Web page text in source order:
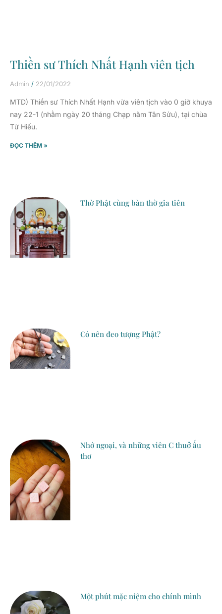
Thiền sư Thích Nhất Hạnh viên tịch
Admin 22/01/2022
MTD) Thiền sư Thích Nhất Hạnh vừa viên tịch vào 0 giờ khuya
nay 22-1 (nhằm ngày 20 tháng Chạp năm Tân Sửu), tại chùa
Từ Hiếu.
ĐỌC THÊM »
Thờ Phật cùng bàn thờ gia tiên
Có nên đeo tượng Phật?
Nhớ ngoại, và những viên C thuở ấu
thơ
Một phút mặc niệm cho chính mình